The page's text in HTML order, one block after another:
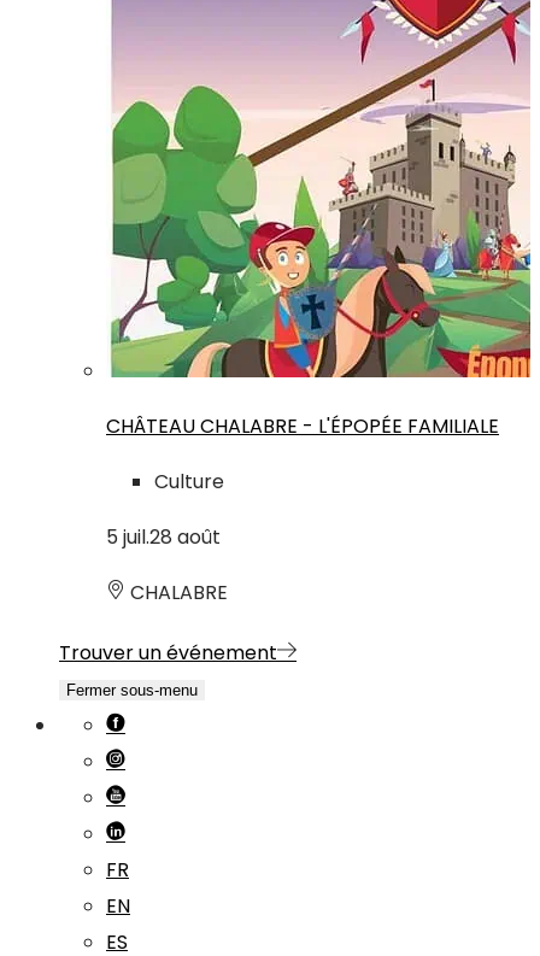
CHÂTEAU CHALABRE - L'ÉPOPÉE FAMILIALE
Culture
5 juil.28 août
CHALABRE
Trouver un événement
Fermer sous-menu
FR
EN
ES